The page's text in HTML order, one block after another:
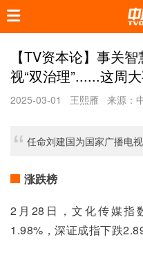
【TV资本论】事关
视“双治理”......这周
2025-03-01 王熙雁 来源：
任命刘建国为国家广播电视
涨跌榜
2月28日，文化传媒指
1.98%，深证成指下跌